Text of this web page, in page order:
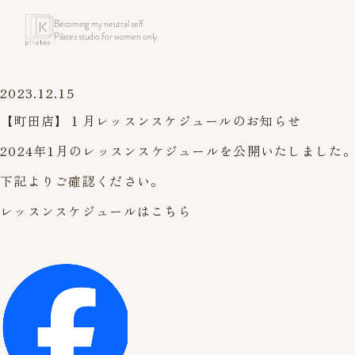
Becoming my neutral self.
Pilates studio for women only.
2023.12.15
【町田店】１月レッスンスケジュールのお知らせ
2024年1月のレッスンスケジュールを公開いたしました。
下記よりご確認ください。
レッスンスケジュールはこちら